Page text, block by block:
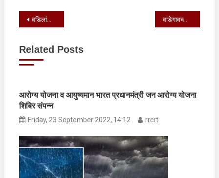
Post
वडिलांनी घेतलेल्या XUV 700 वर चिमुकलीची जोरदार प्रतिक्रिया वाडेगावच्या मुख्य रस्त्यावर पाण्याच्या डबक्यांमुळे रास्तारोको
Related Posts
आरोग्य योजना व आयुष्यमान भारत प्रधानमंत्री जन आरोग्य योजना
शिबिर संपन्न
Friday, 23 September 2022, 14:12 rrcrt